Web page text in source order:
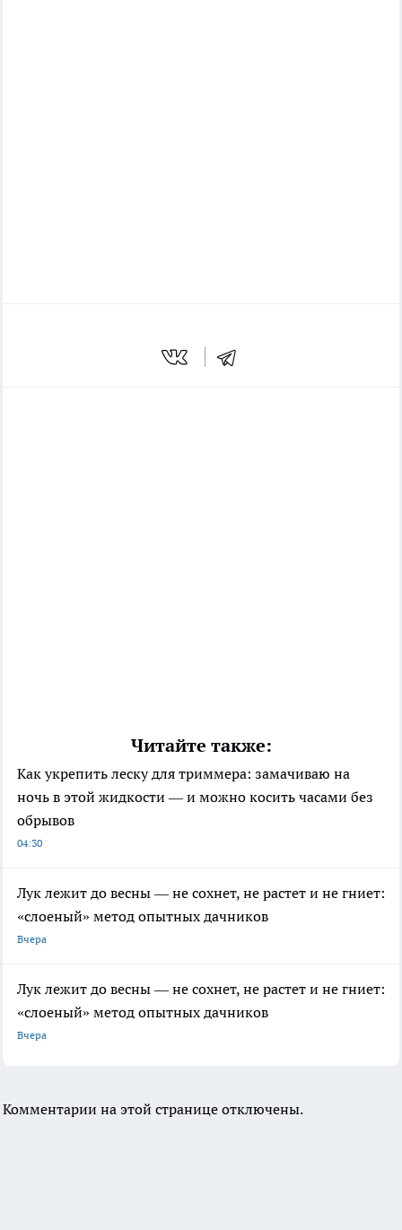
Читайте также:
Как укрепить леску для триммера: замачиваю на
ночь в этой жидкости — и можно косить часами без
обрывов
04:30
Лук лежит до весны — не сохнет, не растет и не гниет:
«слоеный» метод опытных дачников
Вчера
Лук лежит до весны — не сохнет, не растет и не гниет:
«слоеный» метод опытных дачников
Вчера
Комментарии на этой странице отключены.